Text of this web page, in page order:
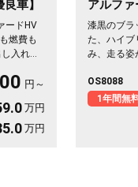
車】
ードHV
燃費も
入れも
遠征も
ります
円～
万円
万円
アルフ
漆黒のブラ
た、ハイブ
み、走る姿
知らず。
っかり安心
ら気分が
OS8088
1年間無